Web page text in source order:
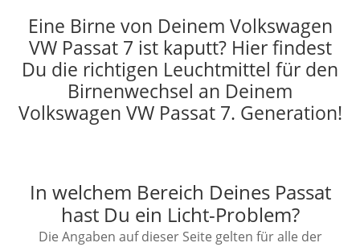
Eine Birne von Deinem Volkswagen
VW Passat 7 ist kaputt? Hier findest
Du die richtigen Leuchtmittel für den
Birnenwechsel an Deinem
Volkswagen VW Passat 7. Generation!
In welchem Bereich Deines Passat
hast Du ein Licht-Problem?
Die Angaben auf dieser Seite gelten für alle der